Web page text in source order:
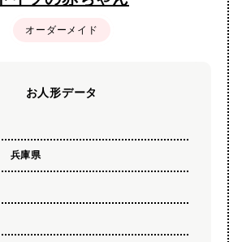
オーダーメイド
お人形データ
兵庫県